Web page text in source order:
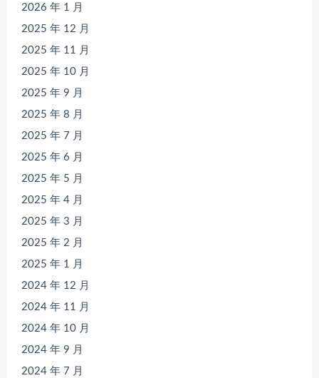
2026 年 1 月
2025 年 12 月
2025 年 11 月
2025 年 10 月
2025 年 9 月
2025 年 8 月
2025 年 7 月
2025 年 6 月
2025 年 5 月
2025 年 4 月
2025 年 3 月
2025 年 2 月
2025 年 1 月
2024 年 12 月
2024 年 11 月
2024 年 10 月
2024 年 9 月
2024 年 7 月